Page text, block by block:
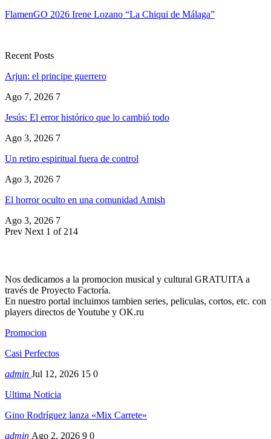
FlamenGO 2026 Irene Lozano “La Chiqui de Málaga”
Recent Posts
Arjun: el principe guerrero
Ago 7, 2026 7
Jesús: El error histórico que lo cambió todo
Ago 3, 2026 7
Un retiro espiritual fuera de control
Ago 3, 2026 7
El horror oculto en una comunidad Amish
Ago 3, 2026 7
Prev Next 1 of 214
Nos dedicamos a la promocion musical y cultural GRATUITA a
través de Proyecto Factoría.
En nuestro portal incluimos tambien series, peliculas, cortos, etc. con
players directos de Youtube y OK.ru
Promocion
Casi Perfectos
admin Jul 12, 2026 15 0
Ultima Noticia
Gino Rodríguez lanza «Mix Carrete»
admin Ago 2, 2026 9 0